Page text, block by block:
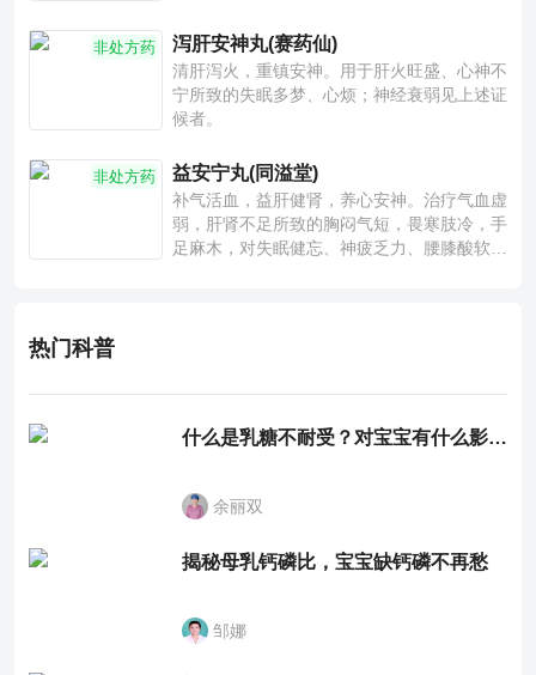
非处方药 泻肝安神丸(赛药仙)
清肝泻火，重镇安神。用于肝火旺盛、心神不
宁所致的失眠多梦、心烦；神经衰弱见上述证
候者。
非处方药 益安宁丸(同溢堂)
补气活血，益肝健肾，养心安神。治疗气血虚
弱，肝肾不足所致的胸闷气短，畏寒肢冷，手
足麻木，对失眠健忘、神疲乏力、腰膝酸软也
热门科普
什么是乳糖不耐受？对宝宝有什么影响？
余丽双
揭秘母乳钙磷比，宝宝缺钙磷不再愁
邹娜